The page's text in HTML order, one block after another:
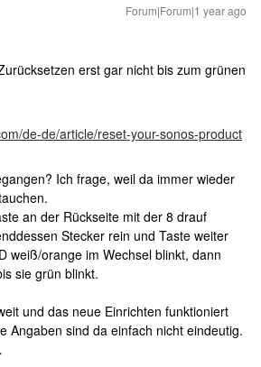
Forum|Forum|1 year ago
erst gar nicht bis zum grünen
de-de/article/reset-your-sonos-product
Ich frage, weil da immer wieder
an der Rückseite mit der 8 drauf
Stecker rein und Taste weiter
weiß/orange im Wechsel blinkt, dann
sie grün blinkt.
und das neue Einrichten funktioniert
Angaben sind da einfach nicht eindeutig.